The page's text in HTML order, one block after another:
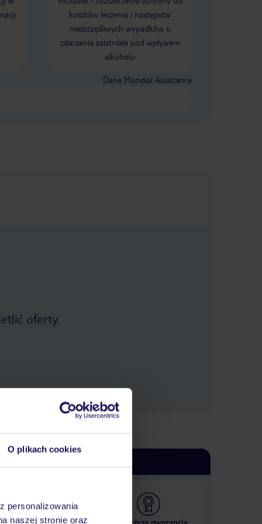
O plikach cookies
personalizowania
naszej stronie oraz
się kamienie. Leżaki i parasole za
opłatą - 27 euro za 4 leżaki i 2
parasole za dzień. Minusy hotelu -
animatorzy oraz sugerowana
renowacja pokoi.
kosztów leczenia i następstw
nieszczęśliwych wypadków o
zdarzenia zaistniałe pod wpływem
alkoholu
Dane Mondial Assistance
oferty.
hoteli w ponad 50
Najwyższa gwarancja